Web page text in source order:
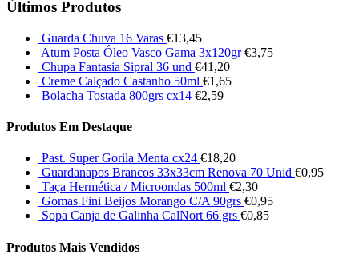
Últimos Produtos
Guarda Chuva 16 Varas €13,45
Atum Posta Óleo Vasco Gama 3x120gr €3,75
Chupa Fantasia Sipral 36 und €41,20
Creme Calçado Castanho 50ml €1,65
Bolacha Tostada 800grs cx14 €2,59
Produtos Em Destaque
Past. Super Gorila Menta cx24 €18,20
Guardanapos Brancos 33x33cm Renova 70 Unid €0,95
Taça Hermética / Microondas 500ml €2,30
Gomas Fini Beijos Morango C/A 90grs €0,95
Sopa Canja de Galinha CalNort 66 grs €0,85
Produtos Mais Vendidos